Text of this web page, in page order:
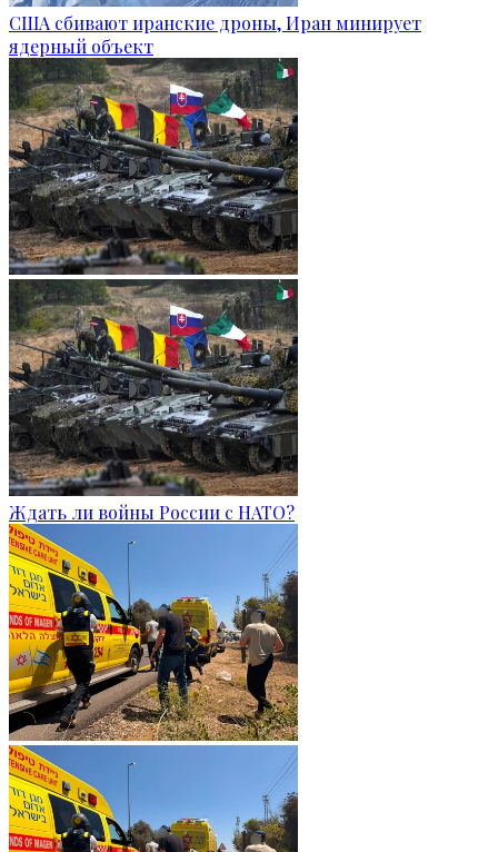
США сбивают иранские дроны, Иран минирует
ядерный объект
Ждать ли войны России с НАТО?